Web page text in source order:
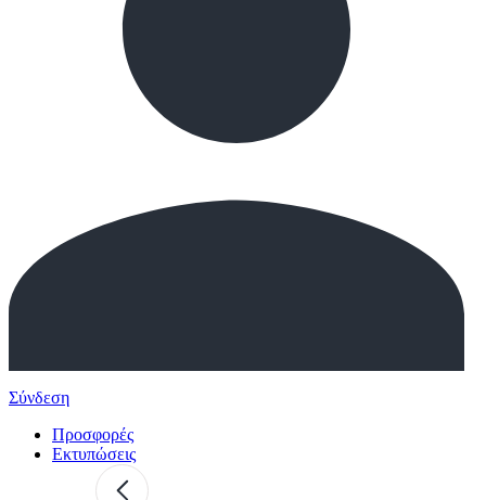
Σύνδεση
Προσφορές
Εκτυπώσεις